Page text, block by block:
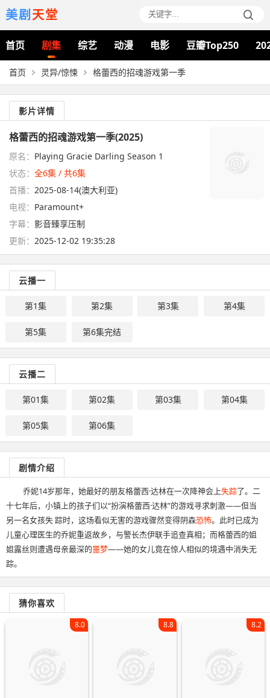
美剧天堂
首页 剧集 综艺 动漫 电影 豆瓣Top250
首页 灵异/惊悚 格蕾西的招魂游戏第一季
影片详情
格蕾西的招魂游戏第一季(2025)
原名： Playing Gracie Darling Season 1
状态： 全6集 / 共6集
首播： 2025-08-14(澳大利亚)
电视： Paramount+
字幕： 影音臻享压制
更新： 2025-12-02 19:35:28
云播一
第1集 第2集 第3集 第4集
第5集 第6集完结
云播二
第01集 第02集 第03集 第04集
第05集 第06集
剧情介绍
乔妮14岁那年，她最好的朋友格蕾西·达林在一次降神会上失踪了。二
十七年后，小镇上的孩子们以“扮演格蕾西·达林”的游戏寻求刺激——但当
另一名女孩失 踪时，这场看似无害的游戏骤然变得阴森恐怖。此时已成为
儿童心理医生的乔妮重返故乡，与警长杰伊联手追查真相；而格蕾西的姐
姐露丝则遭遇母亲最深的噩梦——她的女儿竟在惊人相似的境遇中消失无
踪。
猜你喜欢
8.0 8.8 8.2